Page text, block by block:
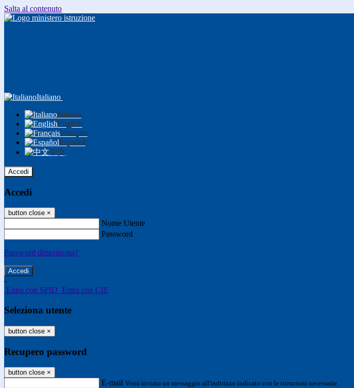
Salta al contenuto
Italiano
Italiano
English
Français
Español
中文
Accedi
Accedi
button close ×
Nome Utente
Password
Password dimenticata?
-
Entra con SPID Entra con CIE
Seleziona utente
button close ×
Recupero password
button close ×
E-mail Verrà inviato un messaggio all'indirizzo indicato con le istruzioni necessarie.